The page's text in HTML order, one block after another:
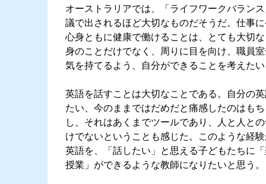
オーストラリアでは、「ライフワークバラン
議で出されるほど大切なものだそうだ。仕事
心身ともに健康で働けることは、とても大切
身のことだけでなく、周りに目を向け、職員
気を持てるよう、自分ができることを考えた
英語を話すことは大切なことである。自分の
たい、今のままではだめだと痛感したのはも
し、それはあくまでツールであり、人と人と
けでないということも感じた。このような経
英語を、「話したい」と思える子どもたちに
授業」ができるような教師になりたいと思う。